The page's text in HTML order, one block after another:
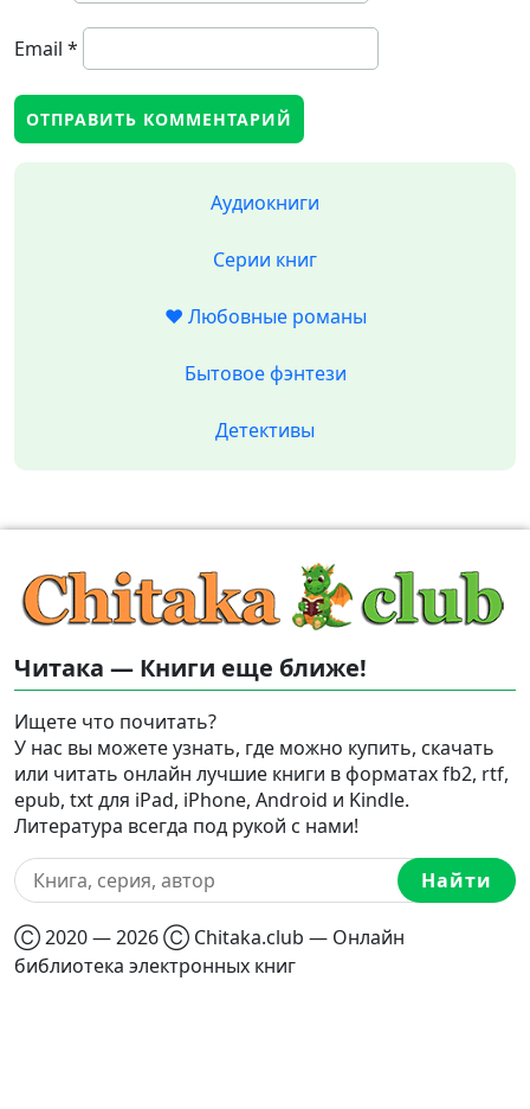
Email *
Аудиокниги
Серии книг
❤️ Любовные романы
Бытовое фэнтези
Детективы
Читака — Книги еще ближе!
Ищете что почитать?
У нас вы можете узнать, где можно купить, скачать
или читать онлайн лучшие книги в форматах fb2, rtf,
epub, txt для iPad, iPhone, Android и Kindle.
Литература всегда под рукой с нами!
Найти
Ⓒ 2020 — 2026 Ⓒ Chitaka.club — Онлайн
библиотека электронных книг